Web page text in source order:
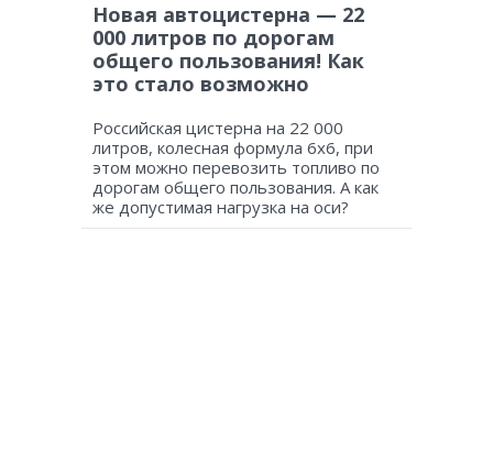
Новая автоцистерна — 22
000 литров по дорогам
общего пользования! Как
это стало возможно
Российская цистерна на 22 000
литров, колесная формула 6х6, при
этом можно перевозить топливо по
дорогам общего пользования. А как
же допустимая нагрузка на оси?